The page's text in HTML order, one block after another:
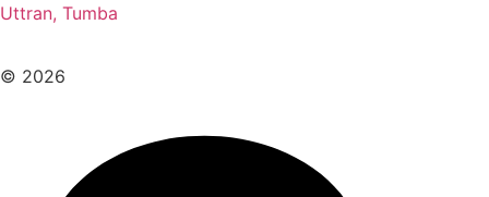
Uttran, Tumba
© 2026